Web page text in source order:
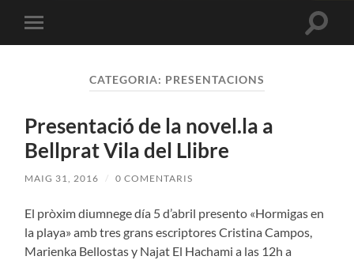
Toggle
mobile
Toggle
CATEGORIA: PRESENTACIONS
Presentació de la novel.la a
Bellprat Vila del Llibre
MAIG 31, 2016 / 0 COMENTARIS
El pròxim diumnege día 5 d’abril presento «Hormigas en
la playa» amb tres grans escriptores Cristina Campos,
Marienka Bellostas y Najat El Hachami a las 12h a